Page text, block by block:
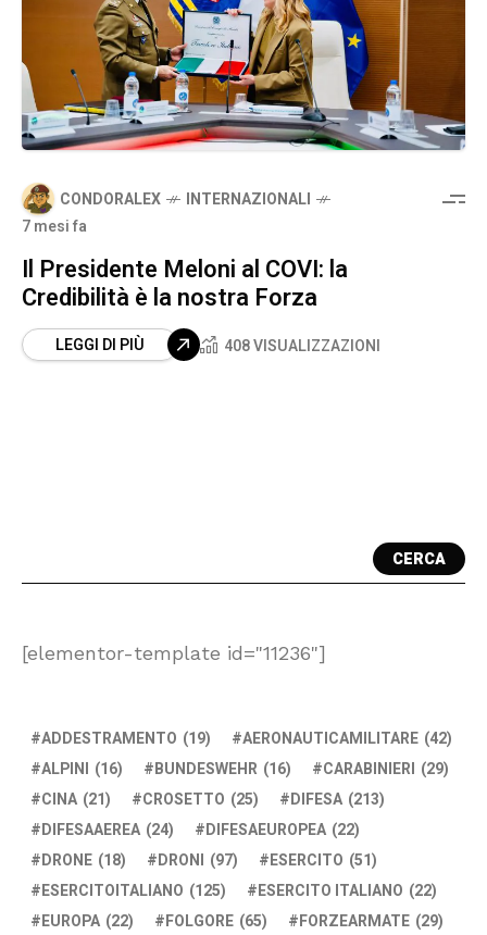
CONDORALEX
INTERNAZIONALI
7 mesi fa
Il Presidente Meloni al COVI: la
Credibilità è la nostra Forza
LEGGI DI PIÙ 408 VISUALIZZAZIONI
CERCA
[elementor-template id="11236"]
ADDESTRAMENTO (19) AERONAUTICAMILITARE (42)
ALPINI (16) BUNDESWEHR (16) CARABINIERI (29)
CINA (21) CROSETTO (25) DIFESA (213)
DIFESAAEREA (24) DIFESAEUROPEA (22)
DRONE (18) DRONI (97) ESERCITO (51)
ESERCITOITALIANO (125) ESERCITO ITALIANO (22)
EUROPA (22) FOLGORE (65) FORZEARMATE (29)